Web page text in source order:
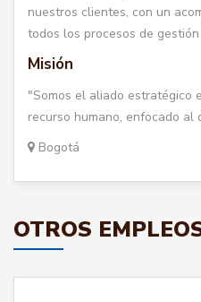
nuestros clientes, con un
todos los procesos de
Misión
"Somos el aliado estratégico
recurso humano, enfocado
Bogotá
OTROS